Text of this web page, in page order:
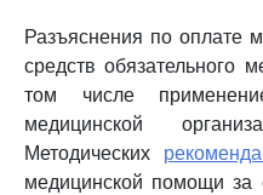
Разъяснения по оплате
средств обязательного
том числе
медицинской
Методических
медицинской помощи за